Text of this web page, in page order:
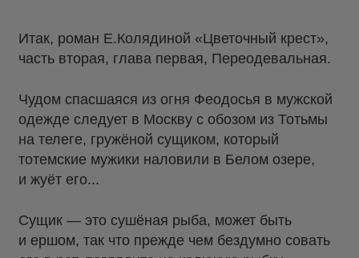
Итак, роман Е.Колядиной «Цветочный крест»,
часть вторая, глава первая, Переодевальная.
Чудом спасшаяся из огня Феодосья в мужской
одежде следует в Москву с обозом из Тотьмы
на телеге, гружёной сущиком, который
тотемские мужики наловили в Белом озере,
и жуёт его...
Сущик — это сушёная рыба, может быть
и ершом, так что прежде чем бездумно совать